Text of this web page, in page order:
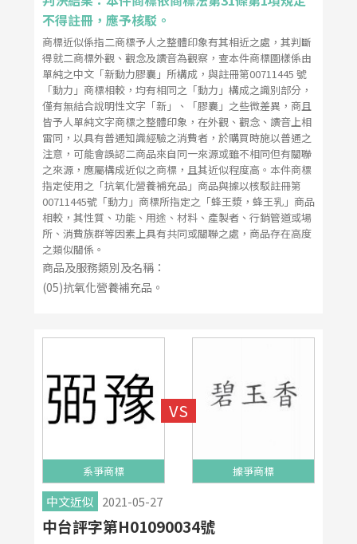
不得註冊，應予核駁。
商標近似係指二商標予人之整體印象有其相近之處，其判斷
得就二商標外觀、觀念及讀音為觀察，查本件商標圖樣係由
單純之中文「新動力膠囊」所構成，與註冊第00711445 號
「動力」商標相較，均有相同之「動力」構成之識別部分，
僅有無結合說明性文字「新」、「膠囊」之些微差異，商且
皆予人單純文字商標之整體印象，在外觀、觀念、讀音上相
雷同，以具有普通知識經驗之消費者，於購買時施以普通之
注意，可能會誤認二商品來自同一來源或雖不相同但有關聯
之來源，應屬構成近似之商標，且其近似程度高。本件商標
指定使用之「抗氧化營養補充品」商品與據以核駁註冊第
00711445號「動力」商標所指定之「蜂王漿，蜂王乳」商品
相較，其性質、功能、用途、材料、產製者、行銷管道或場
所、消費族群等因素上具有共同或關聯之處，商品存在高度
之類似關係。
商品及服務類別及名稱：
(05)抗氧化營養補充品。
系爭商標 據爭商標
中文近似 2021-05-27
中台評字第H01090034號